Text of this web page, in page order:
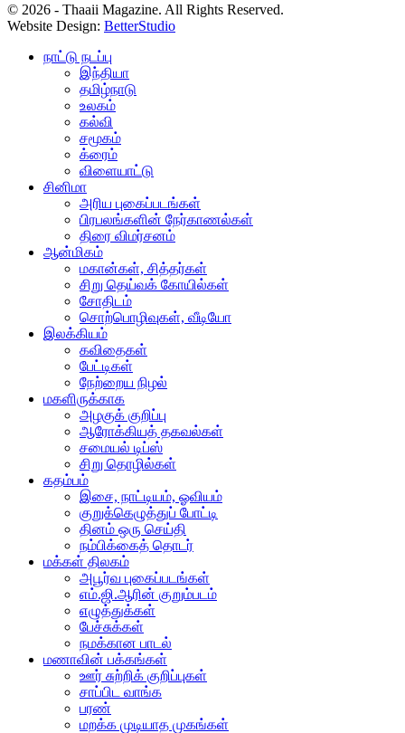
© 2026 - Thaaii Magazine. All Rights Reserved.
Website Design: BetterStudio
நாட்டு நடப்பு
இந்தியா
தமிழ்நாடு
உலகம்
கல்வி
சமூகம்
க்ரைம்
விளையாட்டு
சினிமா
அரிய புகைப்படங்கள்
பிரபலங்களின் நேர்காணல்கள்
திரை விமர்சனம்
ஆன்மிகம்
மகான்கள், சித்தர்கள்
சிறு தெய்வக் கோயில்கள்
சோதிடம்
சொற்பொழிவுகள், வீடியோ
இலக்கியம்
கவிதைகள்
பேட்டிகள்
நேற்றைய நிழல்
மகளிருக்காக
அழகுக் குறிப்பு
ஆரோக்கியத் தகவல்கள்
சமையல் டிப்ஸ்
சிறு தொழில்கள்
கதம்பம்
இசை, நாட்டியம், ஓவியம்
குறுக்கெழுத்துப் போட்டி
தினம் ஒரு செய்தி
நம்பிக்கைத் தொடர்
மக்கள் திலகம்
அபூர்வ புகைப்படங்கள்
எம்.ஜி.ஆரின் குறும்படம்
எழுத்துக்கள்
பேச்சுக்கள்
நமக்கான பாடல்
மணாவின் பக்கங்கள்
ஊர் சுற்றிக் குறிப்புகள்
சாப்பிட வாங்க
பரண்
மறக்க முடியாத முகங்கள்